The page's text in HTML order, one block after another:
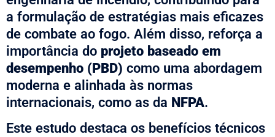
a formulação de estratégias mais eficazes
de combate ao fogo. Além disso, reforça a
importância do projeto baseado em
desempenho (PBD) como uma abordagem
moderna e alinhada às normas
internacionais, como as da NFPA.
Este estudo destaca os benefícios técnicos